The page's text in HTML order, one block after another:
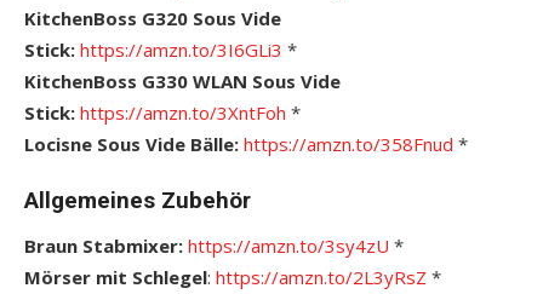
KitchenBoss G320 Sous Vide
Stick: https://amzn.to/3I6GLi3 *
KitchenBoss G330 WLAN Sous Vide
Stick: https://amzn.to/3XntFoh *
Locisne Sous Vide Bälle: https://amzn.to/358Fnud *
Allgemeines Zubehör
Braun Stabmixer: https://amzn.to/3sy4zU *
Mörser mit Schlegel: https://amzn.to/2L3yRsZ *